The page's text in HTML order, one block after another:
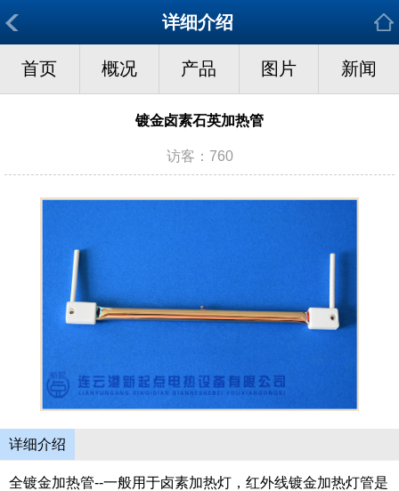
详细介绍
首页 概况 产品 图片 新闻
镀金卤素石英加热管
访客：760
详细介绍
全镀金加热管--一般用于卤素加热灯，红外线镀金加热灯管是